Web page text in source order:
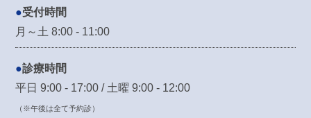
受付時間
月～土 8:00 - 11:00
診療時間
平日 9:00 - 17:00 / 土曜 9:00 - 12:00
（※午後は全て予約診）